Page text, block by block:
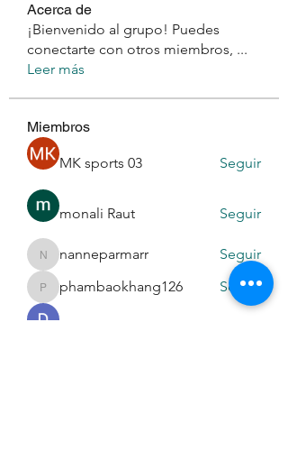
Acerca de
¡Bienvenido al grupo! Puedes
conectarte con otros miembros, ...
Leer más
Miembros
MK sports 03 Seguir
monali Raut Seguir
nanneparmarr
nanneparmarr Seguir
phambaokhang126
phambaokhang126 Seguir